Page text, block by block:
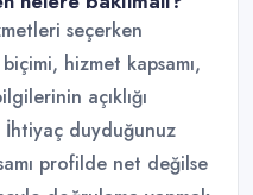
seçerken
hizmet kapsamı,
açıklığı
duyduğunuz
profilde net değilse